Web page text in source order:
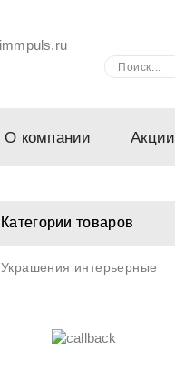
О компании Акции
Категории товаров
Украшения интерьерные